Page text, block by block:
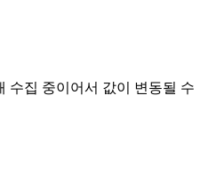
수집 중이어서 값이 변동될 수